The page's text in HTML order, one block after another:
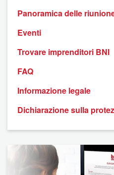
Panoramica delle
Eventi
Trovare imprenditori BNI
FAQ
Informazione legale
Dichiarazione sulla